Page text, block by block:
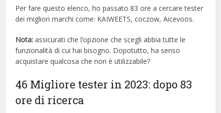
Per fare questo elenco, ho passato 83 ore a cercare tester
dei migliori marchi come: KAIWEETS, coczow, Aicevoos.
Nota: assicurati che l’opzione che scegli abbia tutte le
funzionalità di cui hai bisogno. Dopotutto, ha senso
acquistare qualcosa che non è utilizzabile?
46 Migliore tester in 2023: dopo 83
ore di ricerca